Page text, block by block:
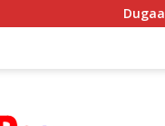
Dugaan Penyerangan